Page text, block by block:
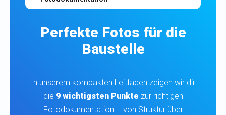
Perfekte Fotos für die
Baustelle
In unserem kompakten Leitfaden zeigen wir dir
die 9 wichtigsten Punkte zur richtigen
Fotodokumentation – von Struktur über